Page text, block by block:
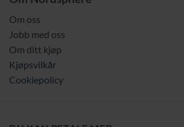
Om oss
Jobb med oss
Om ditt kjøp
Kjøpsvilkår
Cookiepolicy